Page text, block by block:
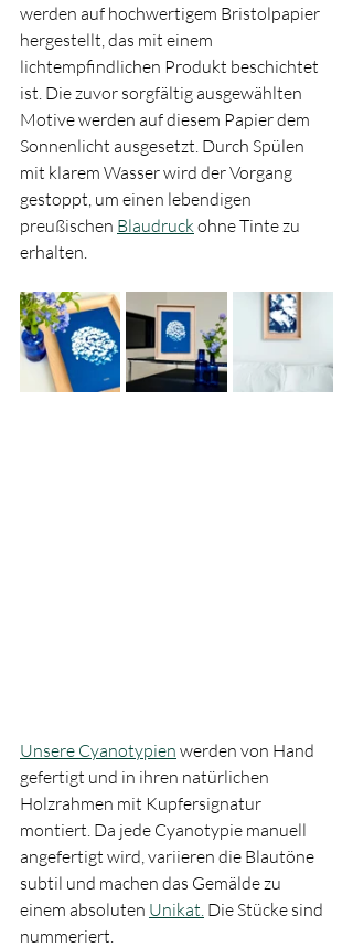
werden auf hochwertigem Bristolpapier
hergestellt, das mit einem
lichtempfindlichen Produkt beschichtet
ist. Die zuvor sorgfältig ausgewählten
Motive werden auf diesem Papier dem
Sonnenlicht ausgesetzt. Durch Spülen
mit klarem Wasser wird der Vorgang
gestoppt, um einen lebendigen
preußischen Blaudruck ohne Tinte zu
erhalten.
Unsere Cyanotypien werden von Hand
gefertigt und in ihren natürlichen
Holzrahmen mit Kupfersignatur
montiert. Da jede Cyanotypie manuell
angefertigt wird, variieren die Blautöne
subtil und machen das Gemälde zu
einem absoluten Unikat. Die Stücke sind
nummeriert.